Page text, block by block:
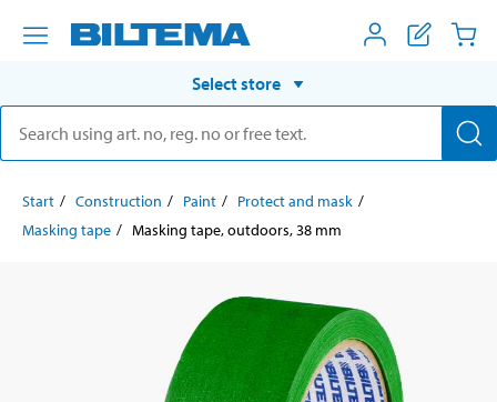
Select store
Start Construction Paint
Protect and mask
Masking tape
Masking tape, outdoors, 38 mm